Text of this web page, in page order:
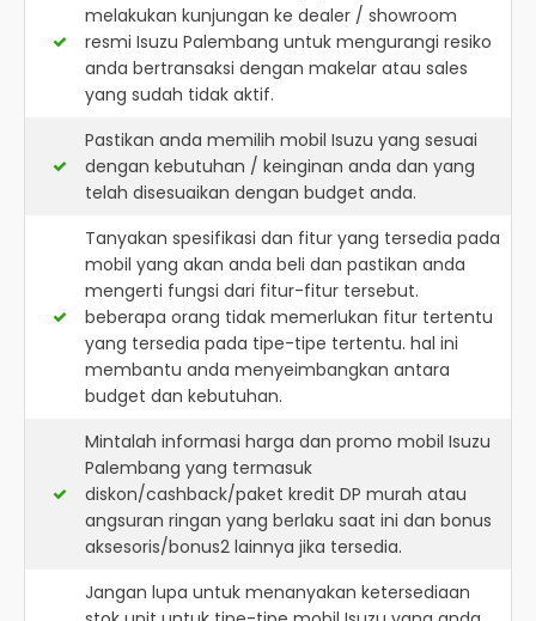
melakukan kunjungan ke dealer / showroom
resmi Isuzu Palembang untuk mengurangi resiko
anda bertransaksi dengan makelar atau sales
yang sudah tidak aktif.
Pastikan anda memilih mobil Isuzu yang sesuai
dengan kebutuhan / keinginan anda dan yang
telah disesuaikan dengan budget anda.
Tanyakan spesifikasi dan fitur yang tersedia pada
mobil yang akan anda beli dan pastikan anda
mengerti fungsi dari fitur-fitur tersebut.
beberapa orang tidak memerlukan fitur tertentu
yang tersedia pada tipe-tipe tertentu. hal ini
membantu anda menyeimbangkan antara
budget dan kebutuhan.
Mintalah informasi harga dan promo mobil Isuzu
Palembang yang termasuk
diskon/cashback/paket kredit DP murah atau
angsuran ringan yang berlaku saat ini dan bonus
aksesoris/bonus2 lainnya jika tersedia.
Jangan lupa untuk menanyakan ketersediaan